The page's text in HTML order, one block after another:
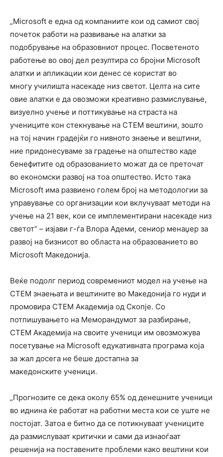
„Microsoft е една од компаниите кои од самиот свој
почеток работи на развивање на алатки за
подобрување на образовниот процес. Посветеното
работење во овој дел резултира со бројни Microsoft
алатки и апликации кои денес се користат во
многу училишта насекаде низ светот. Целта на сите
овие алатки е да овозможи креативно размислување,
визуелно учење и поттикување на страста на
учениците кон стекнување на СТЕМ вештини, зошто
на тој начин градејќи го нивното знаење и вештини,
ние придонесуваме за градење на општество каде
бенефитите од образованието можат да се преточат
во економски развој на тоа општество. Исто така
Microsoft има развиено голем број на методологии за
управување со организации кои вклучуваат методи на
учење на 21 век, кои се имплементирани насекаде низ
светот“ – изјави г-ѓа Влора Адеми, сениор менаџер за
развој на бизнисот во областа на образованието во
Microsoft Македонија.
Веќе подолг период современиот модел на учење на
СТЕМ знаењата и вештините во Македонија го нуди и
промовира СТЕМ Академија од Скопје. Со
потпишувањето на Меморандумот за разбирање,
СТЕМ Академија на своите ученици им овозможува
посетување на Microsoft едукативната програма која
за жал досега не беше достапна за
македонските ученици.
„Прогнозите се дека околу 65% од денешните ученици
во иднина ќе работат на работни места кои се уште не
постојат. Затоа е битно да се потикнуваат учениците
да размислуваат критички и сами да изнаоѓаат
решенија на поставените проблеми како вештини кои